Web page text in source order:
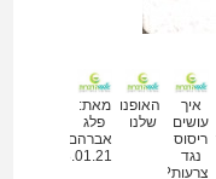
איך
עושים
ריסוס
נגד
צרעות?
האופנועים
שלנו
מאת:
פלג
אברהם
28.01.21